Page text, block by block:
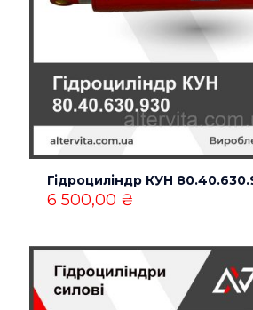
Назва*
Зберегти моє ім'я, e-mail, та
браузері для моїх подальших
Гідроциліндр КУН
6 500,00 ₴